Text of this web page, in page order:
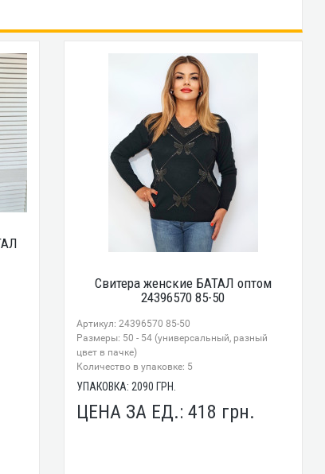
Свитера женские БАТАЛ оптом
24396570 85-50
Артикул: 24396570 85-50
Размеры: 50 - 54 (универсальный, разный
цвет в пачке)
Количество в упаковке: 5
УПАКОВКА: 2090 ГРН.
ЦЕНА ЗА ЕД.:418 грн.